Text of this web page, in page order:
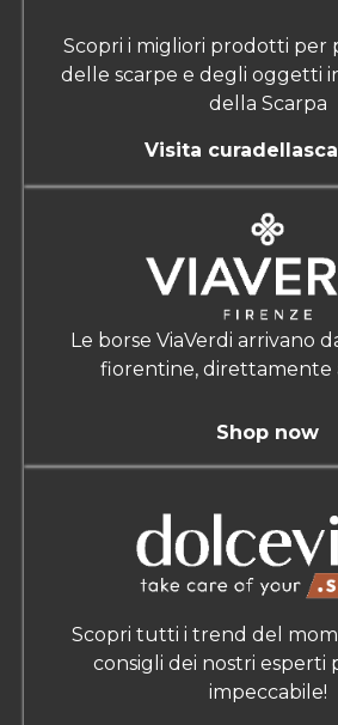
Scopri i migliori prodotti per
delle scarpe e degli oggetti
della Scarpa
Visita
Le borse ViaVerdi arrivano
fiorentine, direttamente
Shop now
Scopri tutti i trend del
consigli dei nostri esperti
impeccabile!